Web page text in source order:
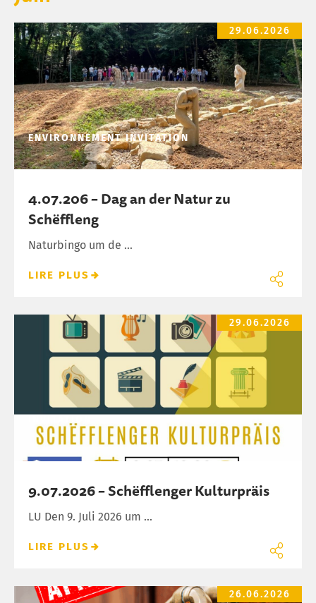
4.07.206 – Dag an der Natur zu Schëffleng 29.06.2026
ENVIRONNEMENT INVITATION
4.07.206 – Dag an der Natur zu
Schëffleng
Naturbingo um de ...
LIRE PLUS
9.07.2026 – Schëfflenger Kulturpräis 29.06.2026
9.07.2026 – Schëfflenger Kulturpräis
LU Den 9. Juli 2026 um ...
LIRE PLUS
Attention – Faux contrôles énergétiques 26.06.2026